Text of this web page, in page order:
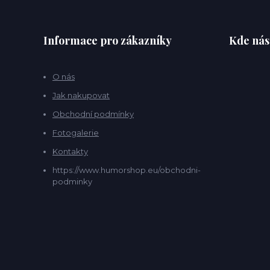
Informace pro zákazníky
O nás
Jak nakupovat
Obchodní podmínky
Fotogalerie
Kontakty
https://www.humorshop.eu/obchodni-
podminky
Kde